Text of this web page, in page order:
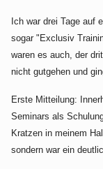
Ich war drei Tage auf
sogar "Exclusiv
waren es auch, der
nicht gutgehen und
Erste Mitteilung:
Seminars als
Kratzen in meinem
sondern war ein